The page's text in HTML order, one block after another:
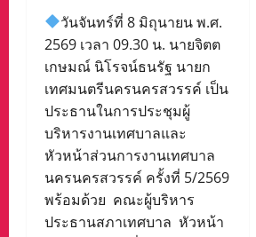
วันจันทร์ที่ 8 มิถุนายน พ.ศ.
2569 เวลา 09.30 น. นายจิตต
เกษมณ์ นิโรจน์ธนรัฐ นายก
เทศมนตรีนครนครสวรรค์ เป็น
ประธานในการประชุมผู้
บริหารงานเทศบาลและ
หัวหน้าส่วนการงานเทศบาล
นครนครสวรรค์ ครั้งที่ 5/2569
พร้อมด้วย คณะผู้บริหาร
ประธานสภาเทศบาล หัวหน้า